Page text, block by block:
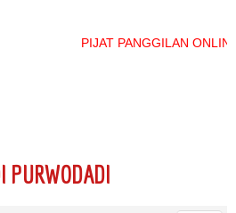
PIJAT PANGGILAN ONLINE
PURWODADI